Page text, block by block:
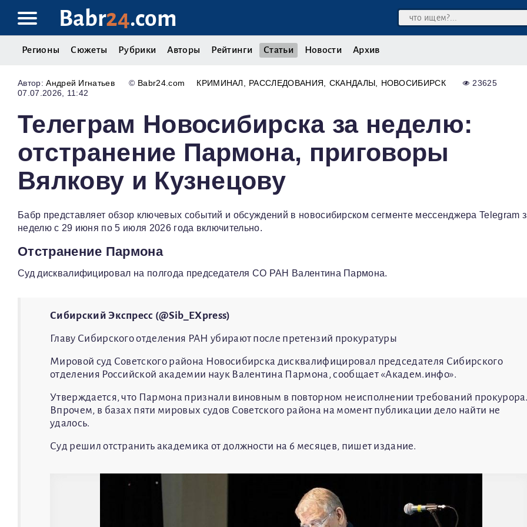
Babr24.com
Регионы Сюжеты Рубрики Авторы Рейтинги Статьи Новости Архив
Андрей Игнатьев © Babr24.com КРИМИНАЛ РАССЛЕДОВАНИЯ СКАНДАЛЫ НОВОСИБИРСК
23625
07.07.2026, 11:42
Телеграм Новосибирска за неделю:
отстранение Пармона, приговоры
Вялкову и Кузнецову
Бабр представляет обзор ключевых событий и обсуждений в новосибирском сегменте мессенджера Telegram
неделю с 29 июня по 5 июля 2026 года включительно.
Отстранение Пармона
Суд дисквалифицировал на полгода председателя СО РАН Валентина Пармона.
Сибирский Экспресс (@Sib_EXpress)
Главу Сибирского отделения РАН убирают после претензий прокуратуры
Мировой суд Советского района Новосибирска дисквалифицировал председателя Сибирского
отделения Российской академии наук Валентина Пармона, сообщает «Академ.инфо».
Утверждается, что Пармона признали виновным в повторном неисполнении требований
Впрочем, в базах пяти мировых судов Советского района на момент публикации дело найти не
удалось.
Суд решил отстранить академика от должности на 6 месяцев, пишет издание.